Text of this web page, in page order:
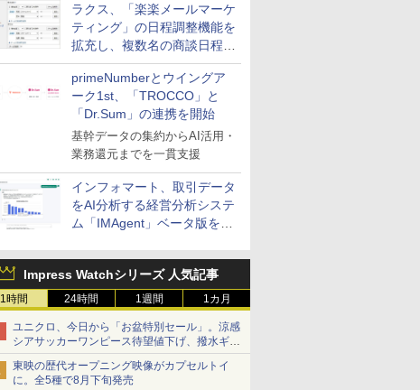
を提供
ラクス、「楽楽メールマーケ
ティング」の日程調整機能を
拡充し、複数名の商談日程調
整を効率化
primeNumberとウイングア
ーク1st、「TROCCO」と
「Dr.Sum」の連携を開始
基幹データの集約からAI活用・
業務還元までを一貫支援
インフォマート、取引データ
をAI分析する経営分析システ
ム「IMAgent」ベータ版を提
Impress Watchシリーズ 人気記事
1時間 24時間 1週間 1カ月
ユニクロ、今日から「お盆特別セール」。涼感
シアサッカーワンピース待望値下げ、撥水ギア
ショーツは1990円に
東映の歴代オープニング映像がカプセルトイ
に。全5種で8月下旬発売